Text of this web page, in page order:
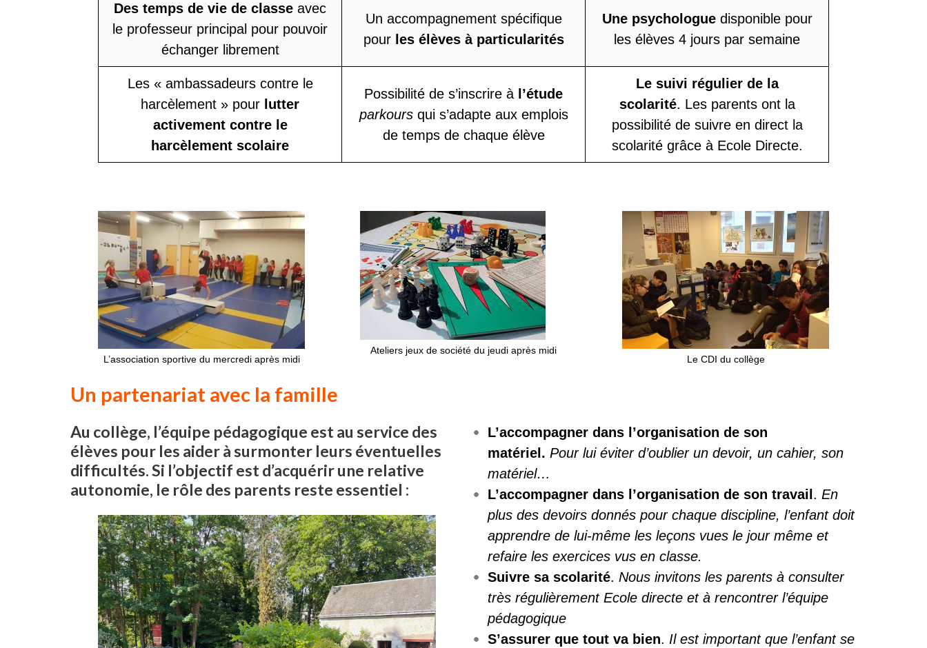
Des temps de vie de classe avec
le professeur principal pour pouvoir
échanger librement
Un accompagnement spécifique
pour les élèves à particularités
Une psychologuedisponible pour
les élèves 4 jours par semaine
Les « ambassadeurs contre le
harcèlement » pour lutter
activement contre le
harcèlement scolaire
Possibilité de s’inscrire à l’étude
parkoursqui s’adapte aux emplois
de temps de chaque élève
Le suivi régulier de la
scolarité. Les parents ont la
possibilité de suivre en direct la
scolarité grâce à Ecole Directe.
L’association sportive du mercredi après midi
Ateliers jeux de société du jeudi après midi
Le CDI du collège
Un partenariat avec la famille
Au collège, l’équipe pédagogique est au service des
élèves pour les aider à surmonter leurs éventuelles
difficultés. Si l’objectif est d’acquérir une relative
autonomie, le rôle des parents reste essentiel :
L’accompagner dans l’organisation de son
matériel. Pour lui éviter d’oublier un devoir, un cahier, son
matériel…
L’accompagner dans l’organisation de son travail . En
plus des devoirs donnés pour chaque discipline, l’enfant doit
apprendre de lui-même les leçons vues le jour même et
refaire les exercices vus en classe.
Suivre sa scolarité. Nous invitons les parents à consulter
très régulièrement Ecole directe et à rencontrer l’équipe
pédagogique
S’assurer que tout va bien. Il est important que l’enfant se